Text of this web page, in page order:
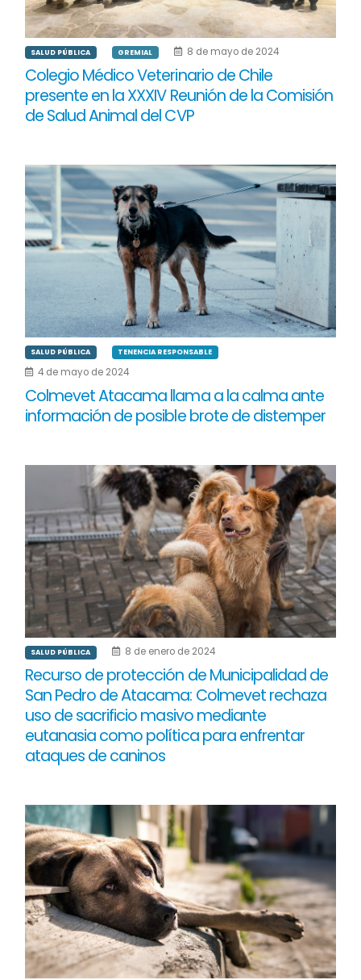
SALUD PÚBLICA GREMIAL 8 de mayo de 2024
Colegio Médico Veterinario de Chile
presente en la XXXIV Reunión de la Comisión
de Salud Animal del CVP
SALUD PÚBLICA TENENCIA RESPONSABLE
4 de mayo de 2024
Colmevet Atacama llama a la calma ante
información de posible brote de distemper
SALUD PÚBLICA 8 de enero de 2024
Recurso de protección de Municipalidad de
San Pedro de Atacama: Colmevet rechaza
uso de sacrificio masivo mediante
eutanasia como política para enfrentar
ataques de caninos